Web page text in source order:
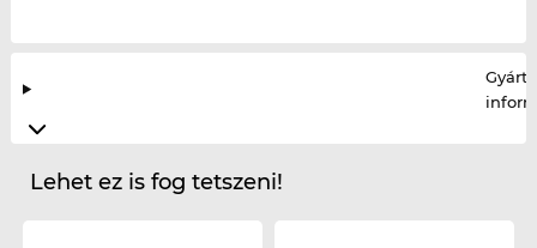
Lehet ez is fog tetszeni!